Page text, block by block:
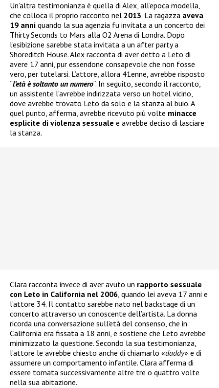
Un’altra testimonianza è quella di Alex, all’epoca modella,
che colloca il proprio racconto nel 2013. La ragazza aveva
19 anni quando la sua agenzia fu invitata a un concerto dei
Thirty Seconds to Mars alla O2 Arena di Londra. Dopo
l’esibizione sarebbe stata invitata a un after party a
Shoreditch House. Alex racconta di aver detto a Leto di
avere 17 anni, pur essendone consapevole che non fosse
vero, per tutelarsi. L’attore, allora 41enne, avrebbe risposto
“l’età è soltanto un numero“. In seguito, secondo il racconto,
un assistente l’avrebbe indirizzata verso un hotel vicino,
dove avrebbe trovato Leto da solo e la stanza al buio. A
quel punto, afferma, avrebbe ricevuto più volte minacce
esplicite di violenza sessuale e avrebbe deciso di lasciare
la stanza.
Clara racconta invece di aver avuto un rapporto sessuale
con Leto in California nel 2006, quando lei aveva 17 anni e
l’attore 34. Il contatto sarebbe nato nel backstage di un
concerto attraverso un conoscente dell’artista. La donna
ricorda una conversazione sull’età del consenso, che in
California era fissata a 18 anni, e sostiene che Leto avrebbe
minimizzato la questione. Secondo la sua testimonianza,
l’attore le avrebbe chiesto anche di chiamarlo «daddy» e di
assumere un comportamento infantile. Clara afferma di
essere tornata successivamente altre tre o quattro volte
nella sua abitazione.